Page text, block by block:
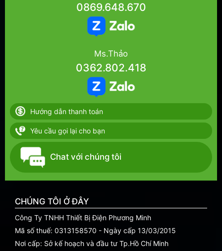
0869.648.670
Ms.Thảo
0362.802.418
Hướng dẫn thanh toán
Yêu cầu gọi lại cho bạn
Chat với chúng tôi
CHÚNG TÔI Ở ĐÂY
Công Ty TNHH Thiết Bị Điện Phương Minh
Mã số thuế: 0313158570 - Ngày cấp 13/03/2015
Nơi cấp: Sở kế hoạch và đầu tư Tp.Hồ Chí Minh